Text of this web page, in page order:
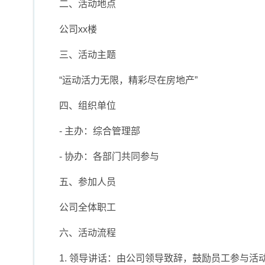
二、活动地点
公司xx楼
三、活动主题
“运动活力无限，精彩尽在房地产”
四、组织单位
- 主办：综合管理部
- 协办：各部门共同参与
五、参加人员
公司全体职工
六、活动流程
1. 领导讲话：由公司领导致辞，鼓励员工参与活